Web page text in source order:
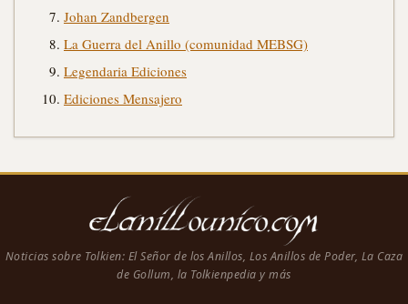
Johan Zandbergen
La Guerra del Anillo (comunidad MEBSG)
Legendaria Ediciones
Ediciones Mensajero
Noticias sobre Tolkien: El Señor de los Anillos, Los Anillos de Poder, La Caza
de Gollum, la Tolkienpedia y más